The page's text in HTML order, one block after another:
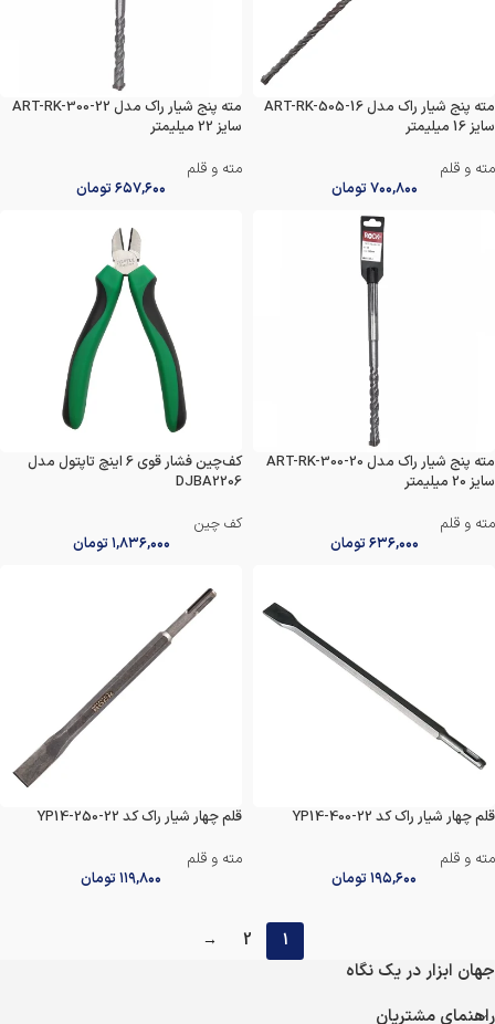
مته پنج شیار راک مدل ART-RK-505-16
سایز 16 میلیمتر
مته و قلم
۷۰۰,۸۰۰تومان
مته پنج شیار راک مدل ART-RK-300-22
سایز 22 میلیمتر
مته و قلم
۶۵۷,۶۰۰تومان
مته پنج شیار راک مدل ART-RK-300-20
سایز 20 میلیمتر
مته و قلم
۶۳۶,۰۰۰تومان
کف‌چین فشار قوی 6 اینچ تاپتول مدل
DJBA2206
کف چین
۱,۸۳۶,۰۰۰تومان
قلم چهار شیار راک کد YP14-400-22
مته و قلم
۱۹۵,۶۰۰تومان
قلم چهار شیار راک کد YP14-250-22
مته و قلم
۱۱۹,۸۰۰تومان
1
2
→
جهان ابزار در یک نگاه
راهنمای مشتریان